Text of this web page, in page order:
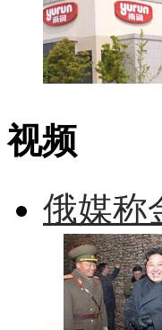
视频
俄媒称